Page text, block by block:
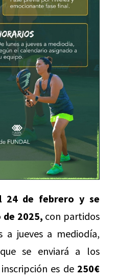
24 de febrero y se
2025, con partidos
a jueves a mediodía,
se enviará a los
es de 250€